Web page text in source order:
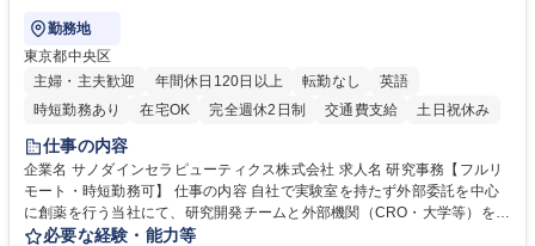
勤務地
東京都中央区
主婦・主夫歓迎
年間休日120日以上 転勤なし
英語
時短勤務あり
在宅OK 完全週休2日制 交通費支給 土日祝休み
仕事の内容
企業名 サノダインセラピューティクス株式会社 求人名 研究事務【フルリ
モート・時短勤務可】 仕事の内容 自社で実験室を持たず外部委託を中心
に創薬を行う当社にて、研究開発チームと外部機関（CRO・大学等）をつ
なぐハブとして、契約・発注・予算管理などの研究事務全般をお任せしま
必要な経験・能力等